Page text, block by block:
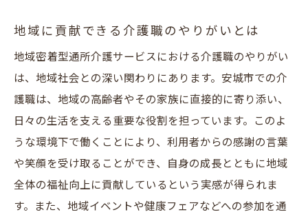
地域に貢献できる介護職のやりがいとは
地域密着型通所介護サービスにおける介護職のやりがい
は、地域社会との深い関わりにあります。安城市での介
護職は、地域の高齢者やその家族に直接的に寄り添い、
日々の生活を支える重要な役割を担っています。このよ
うな環境下で働くことにより、利用者からの感謝の言葉
や笑顔を受け取ることができ、自身の成長とともに地域
全体の福祉向上に貢献しているという実感が得られま
す。また、地域イベントや健康フェアなどへの参加を通